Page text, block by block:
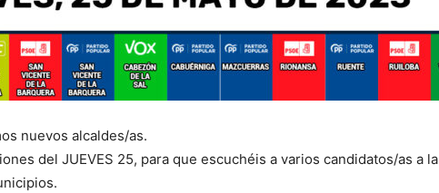
nuevos alcaldes/as.
del JUEVES 25, para que escuchéis a varios candidatos/as a la